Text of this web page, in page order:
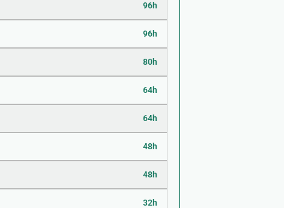
96h
96h
80h
64h
64h
48h
48h
32h